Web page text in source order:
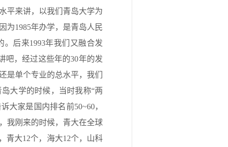
平来讲，以我们青岛大学为
为1985年办学，是青岛人民
后来1993年我们又融合发
吧，经过这些年的30年的发
是单个专业的总水平，我们
大学的时候，当时我称“两
大家是国内排名前50~60，
我刚来的时候，青大在全球
青大12个，海大12个，山科